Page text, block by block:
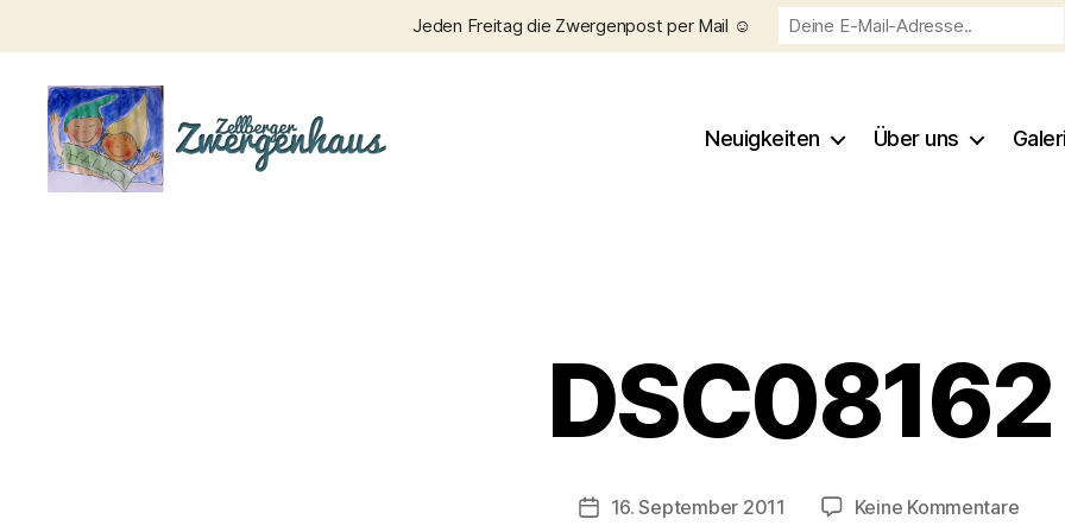
Neuigkeiten Über uns
DSC08162
Beitragsautor
V
o
n
ri
Veröffentlichungsdatum
16. September 2011 Keine Kommentarezu
Jeden Freitag die Zwergenpost per Mail ☺️